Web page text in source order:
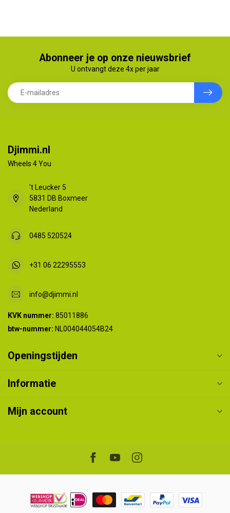
Abonneer je op onze nieuwsbrief
U ontvangt deze 4x per jaar
Djimmi.nl
Wheels 4 You
't Leucker 5
5831 DB Boxmeer
Nederland
0485 520524
+31 06 22295553
info@djimmi.nl
KVK nummer: 85011886
btw-nummer: NL004044054B24
Openingstijden
Informatie
Mijn account